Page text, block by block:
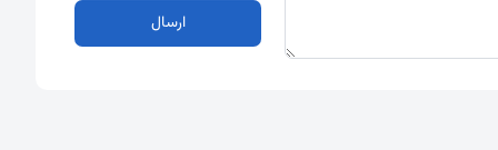
ارسال